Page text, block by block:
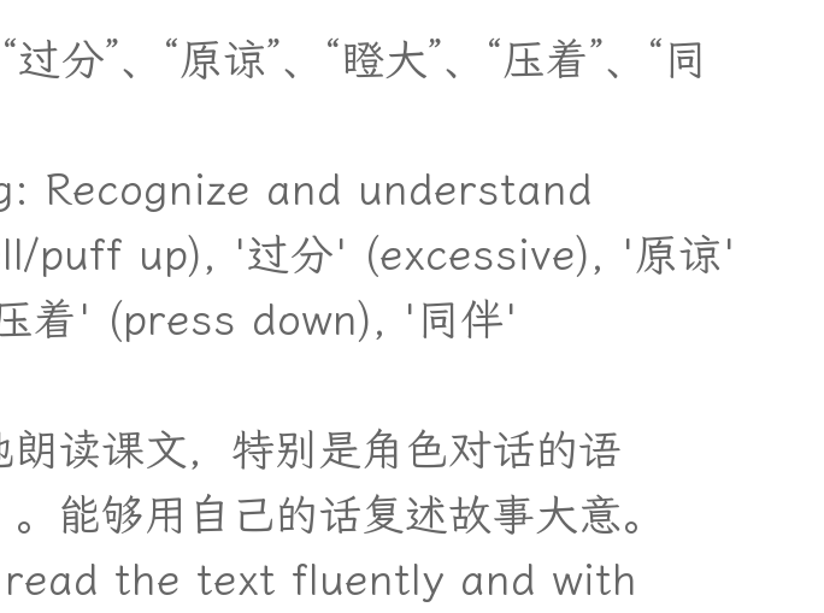
“过分”、 “原谅”、 “瞪大”、 “压着”、 “同
Recognize and understand
puff up), '过分' (excessive), '原谅'
着' (press down), '同伴'
朗读课文， 特别 是角 色对话的语
。 能够用 自 己的话复述故事大意。
the text fluently and with